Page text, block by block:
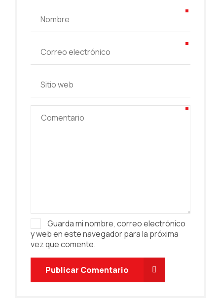
Guarda mi nombre, correo electrónico
y web en este navegador para la próxima
vez que comente.
Publicar Comentario